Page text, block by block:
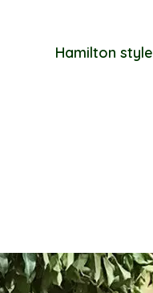
Hamilton style